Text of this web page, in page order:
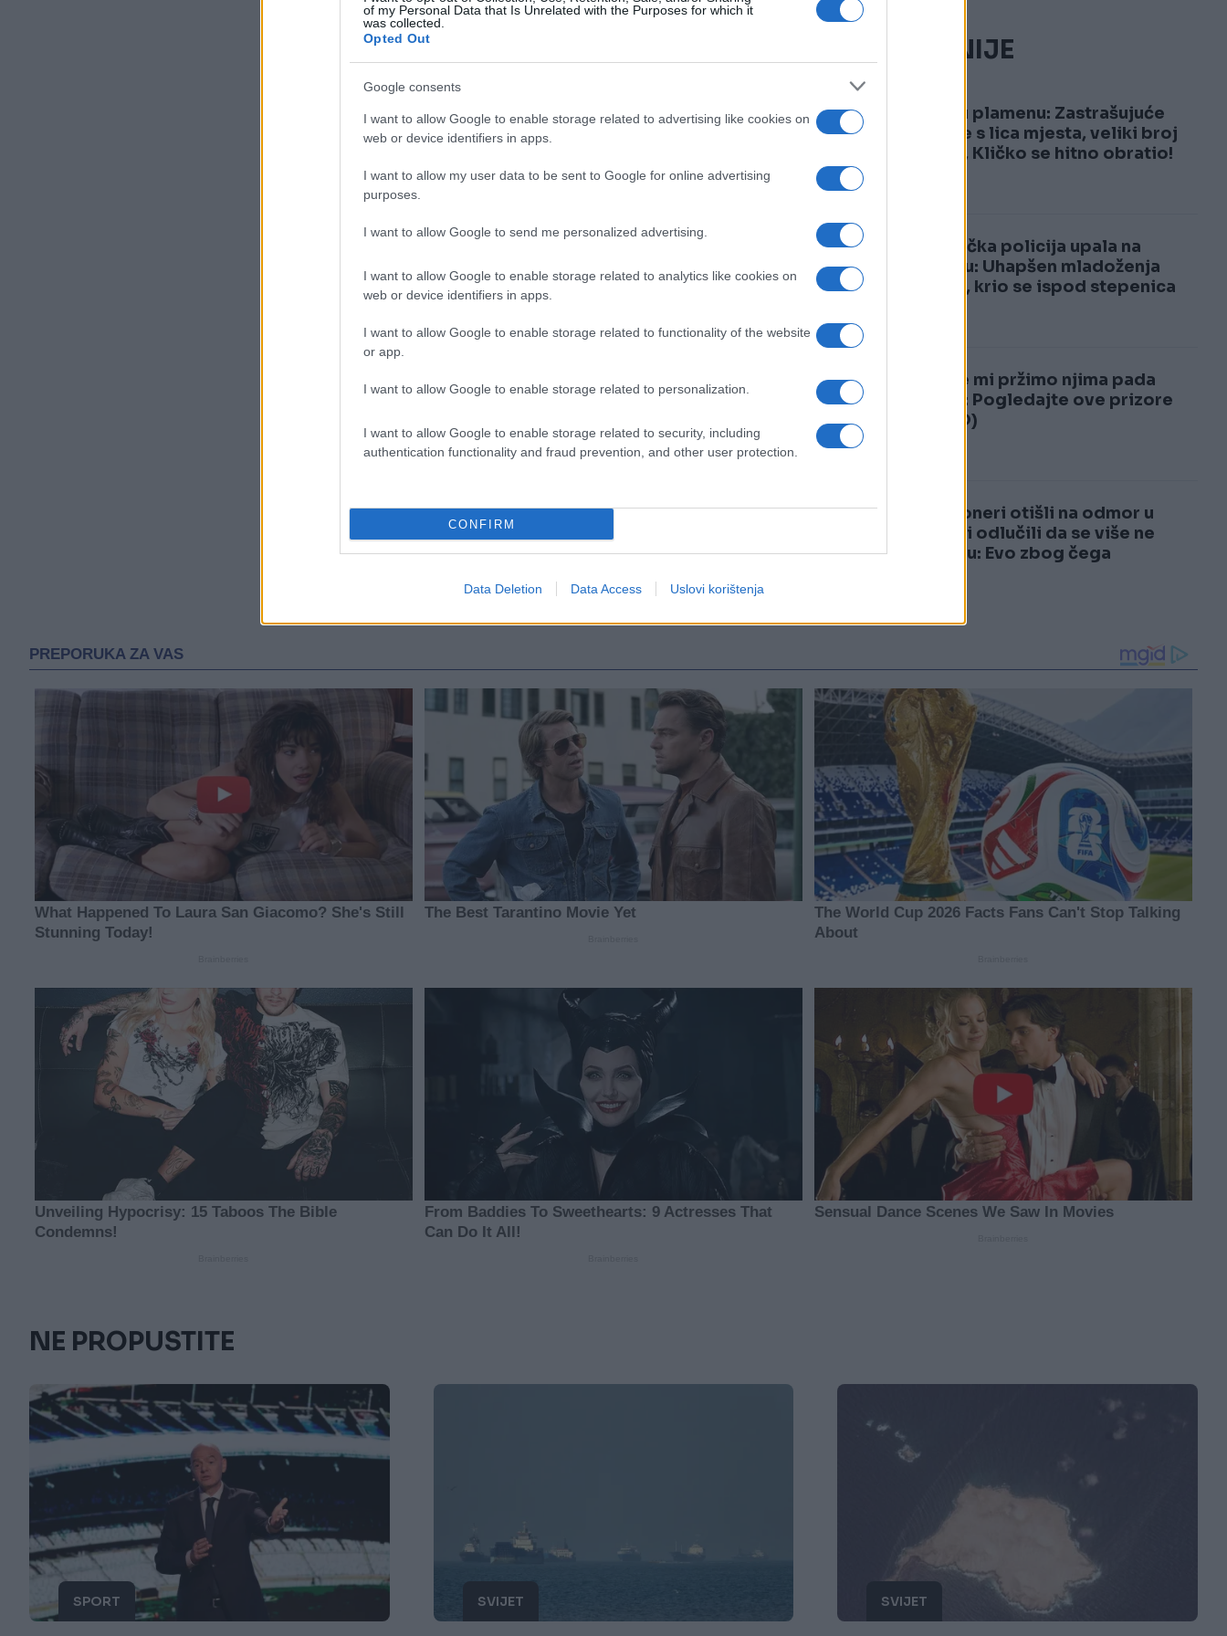
of my Personal Data that Is Unrelated with the Purposes for which it
was collected.
Opted Out
Google consents
I want to allow Google to enable storage related to advertising like cookies on
web or device identifiers in apps.
I want to allow my user data to be sent to Google for online advertising
purposes.
I want to allow Google to send me personalized advertising.
I want to allow Google to enable storage related to analytics like cookies on
web or device identifiers in apps.
I want to allow Google to enable storage related to functionality of the website
or app.
I want to allow Google to enable storage related to personalization.
I want to allow Google to enable storage related to security, including
authentication functionality and fraud prevention, and other user protection.
CONFIRM
Data Deletion Data Access Uslovi korištenja
NAJČITANIJE
1
Kijev u plamenu: Zastrašujuće
snimke s lica mjesta, veliki broj
žrtava, Kličko se hitno obratio!
2
Njemačka policija upala na
svadbu: Uhapšen mladoženja
Marko, krio se ispod stepenica
3
Dok se mi pržimo njima pada
snijeg: Pogledajte ove prizore
(VIDEO)
4
Penzioneri otišli na odmor u
Italiju i odlučili da se više ne
vraćaju: Evo zbog čega
NE PROPUSTITE
SPORT SVIJET SVIJET